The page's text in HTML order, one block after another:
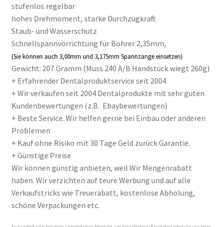
stufenlos regelbar
hohes Drehmoment, starke Durchzugkraft
Staub- und Wasserschutz
Schnellspannvorrichtung für Bohrer 2,35mm,
(Sie können auch 3,00mm und 3,175mm Spannzange einsetzen)
Gewicht: 207 Gramm (Muss 240 A/B Handstück wiegt 260g)
+ Erfahrender Dentalproduktservice seit 2004
+ Wir verkaufen seit 2004 Dentalprodukte mit sehr guten
Kundenbewertungen (z.B. Ebaybewertungen)
+ Beste Service. Wir helfen gerne bei Einbau oder anderen
Problemen
+ Kauf ohne Risiko mit 30 Tage Geld zurück Garantie.
+ Günstige Preise
Wir können günstig anbieten, weil Wir Mengenrabatt
haben. Wir verzichten auf teure Werbung und auf alle
Verkaufstricks wie Treuerabatt, kostenlose Abholung,
schöne Verpackungen etc.